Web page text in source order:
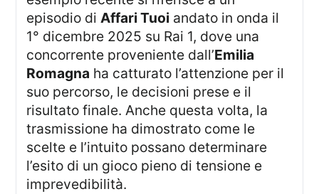
episodio diAffari Tuoi andato in onda il
1° dicembre 2025 su Rai 1, dove una
concorrente proveniente dall’Emilia
Romagna ha catturato l’attenzione per il
suo percorso, le decisioni prese e il
risultato finale. Anche questa volta, la
trasmissione ha dimostrato come le
scelte e l’intuito possano determinare
l’esito di un gioco pieno di tensione e
imprevedibilità.